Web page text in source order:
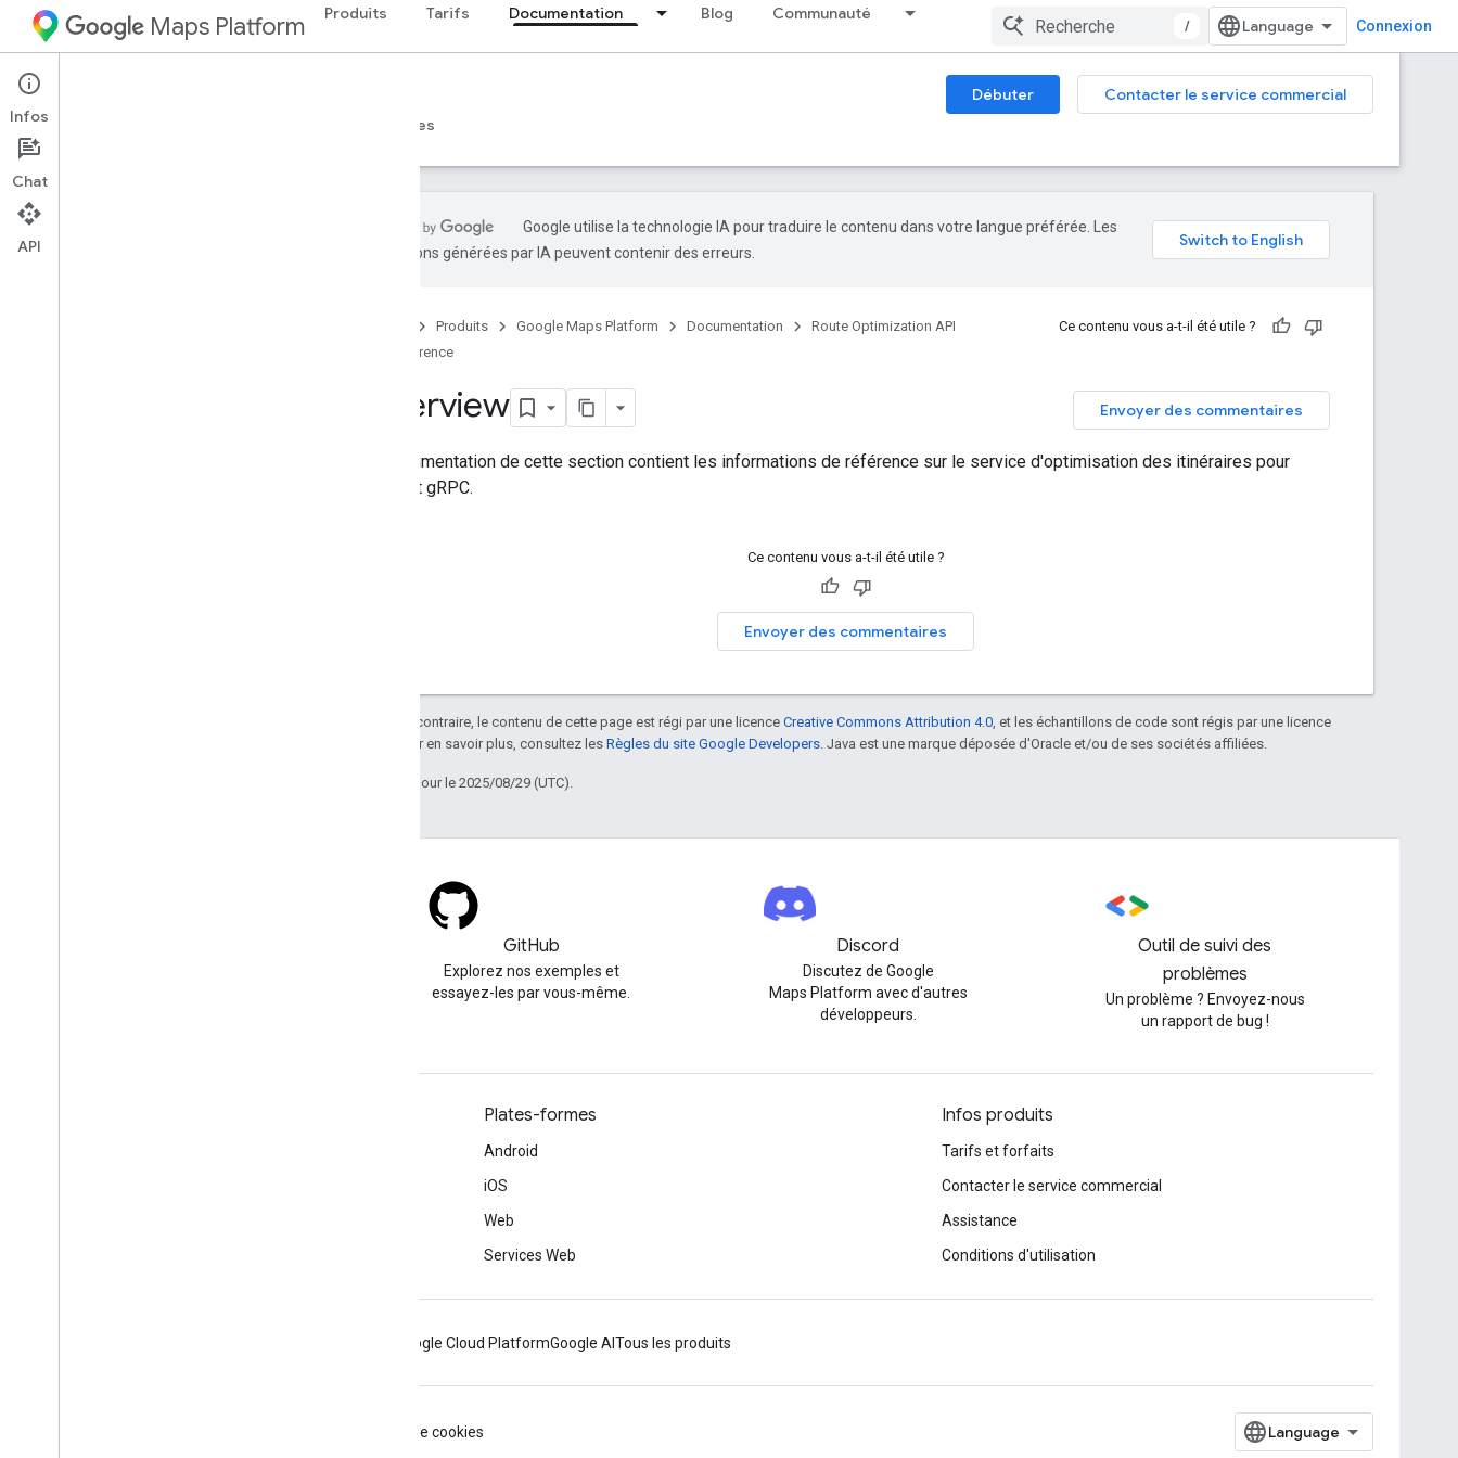
Maps Platform Produits Tarifs Documentation Blog Communauté
/ Connexion
Route Optimization API Débuter
Contacter le service commercial
Guides
Ressources
Google utilise la technologie IA pour traduire le contenu dans votre langue préférée. Les
traductions générées par IA peuvent contenir des erreurs.
Produits Google Maps Platform Documentation
Route Optimization API
Référence
Ce contenu vous a-t-il été utile ?
Envoyer des commentaires
Overview
La documentation de cette section contient les informations de référence sur le service d'optimisation des itinéraires pour
REST et gRPC.
Ce contenu vous a-t-il été utile ?
Envoyer des commentaires
Sauf indication contraire, le contenu de cette page est régi par une licence Creative Commons Attribution 4.0 , et les échantillons de code sont régis par une licence
. Pour en savoir plus, consultez les Règles du site Google Developers . Java est une marque déposée d'Oracle et/ou de ses sociétés affiliées.
Dernière mise à jour le 2025/08/29 (UTC).
GitHub
Explorez nos exemples et
essayez-les par vous-même.
Discord
Discutez de Google
Maps Platform avec d'autres
développeurs.
Outil de suivi des
problèmes
Un problème ? Envoyez-nous
un rapport de bug !
Plates-formes
Android
iOS
Web
Services Web
Infos produits
Tarifs et forfaits
Contacter le service commercial
Assistance
Conditions d'utilisation
Google Cloud PlatformGoogle AI Tous les produits
Manage cookies
Infos
Chat
API